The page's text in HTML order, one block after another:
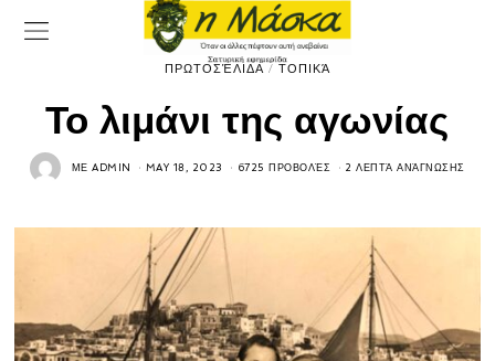
ΠΡΩΤΟΣΈΛΙΔΑ / ΤΟΠΙΚΆ
Το λιμάνι της αγωνίας
ΜΕADMIN MAY 18, 2023 6725 ΠΡΟΒΟΛΈΣ 2 ΛΕΠΤΆ ΑΝΆΓΝΩΣΗΣ